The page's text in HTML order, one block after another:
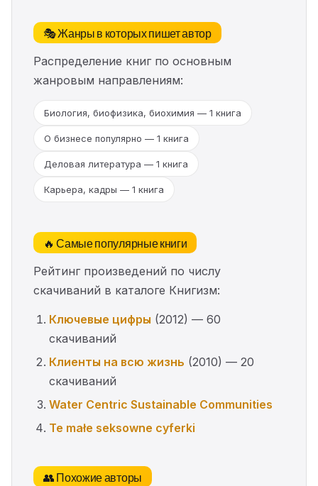
🎭 Жанры в которых пишет автор
Распределение книг по основным
жанровым направлениям:
Биология, биофизика, биохимия — 1 книга
О бизнесе популярно — 1 книга
Деловая литература — 1 книга
Карьера, кадры — 1 книга
🔥 Самые популярные книги
Рейтинг произведений по числу
скачиваний в каталоге Книгизм:
Ключевые цифры (2012) — 60
скачиваний
Клиенты на всю жизнь (2010) — 20
скачиваний
Water Centric Sustainable Communities
Te małe seksowne cyferki
👥 Похожие авторы